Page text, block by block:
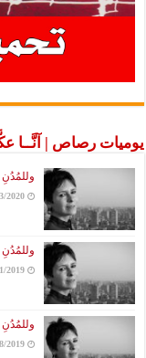
يوميات رصاص | آنَّــا
وللمُدُنِ
2020
وللمُدُنِ
2019
وللمُدُنِ
2019